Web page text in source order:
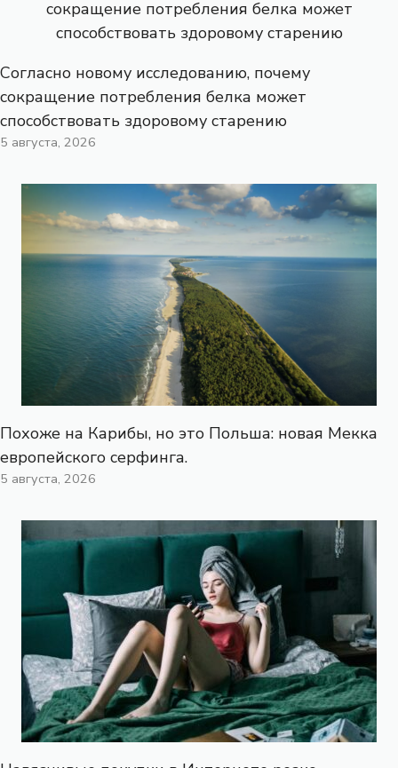
Согласно новому исследованию, почему
сокращение потребления белка может
способствовать здоровому старению
5 августа, 2026
Похоже на Карибы, но это Польша: новая Мекка
европейского серфинга.
5 августа, 2026